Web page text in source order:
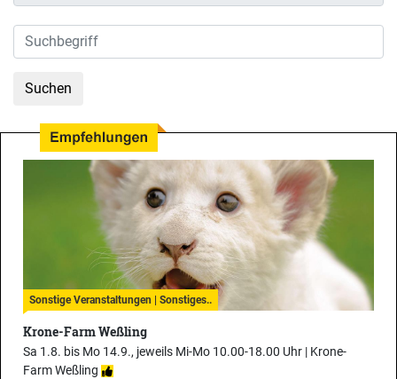
Sonstige Veranstaltungen | Sonstiges..
Krone-Farm Weßling
Sa 1.8. bis Mo 14.9., jeweils Mi-Mo 10.00-18.00 Uhr | Krone-
Farm Weßling